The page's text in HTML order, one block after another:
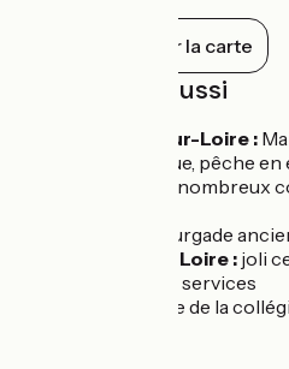
mise !
Tout afficher sur la carte
À découvrir aussi
Belleville-sur-Loire :
halte nautique, pêche
des Presles, nombreux
bourgade
Cosne-sur-Loire : joli
la Loire, tous services
Crypte de la